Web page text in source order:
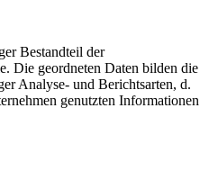
Bestandteil der
Die geordneten Daten bilden die
Analyse- und Berichtsarten, d.
genutzten Informationen